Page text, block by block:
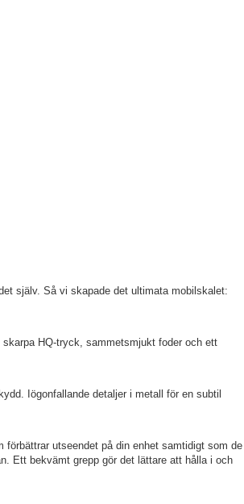
själv. Så vi skapade det ultimata mobilskalet:
HQ-tryck, sammetsmjukt foder och ett
Iögonfallande detaljer i metall för en subtil
förbättrar utseendet på din enhet samtidigt som de
Ett bekvämt grepp gör det lättare att hålla i och